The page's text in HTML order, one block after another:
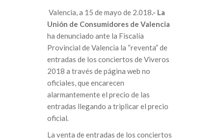
Valencia, a 15 de mayo de 2.018.- La
Unión de Consumidores de Valencia
ha denunciado ante la Fiscalía
Provincial de Valencia la “reventa” de
entradas de los conciertos de Viveros
2018 a través de página web no
oficiales, que encarecen
alarmantemente el precio de las
entradas llegando a triplicar el precio
oficial.
La venta de entradas de los conciertos